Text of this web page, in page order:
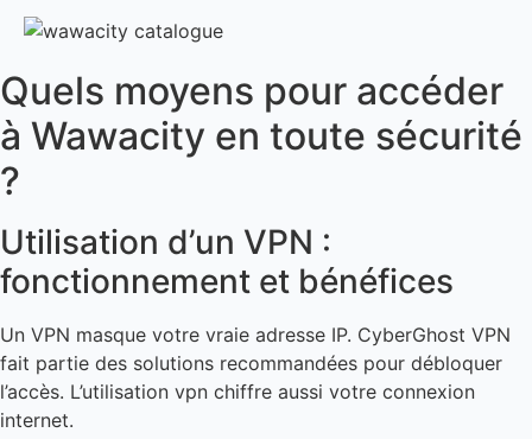
Quels moyens pour accéder
à Wawacity en toute sécurité
?
Utilisation d’un VPN :
fonctionnement et bénéfices
Un VPN masque votre vraie adresse IP. CyberGhost VPN
fait partie des solutions recommandées pour débloquer
l’accès. L’utilisation vpn chiffre aussi votre connexion
internet.